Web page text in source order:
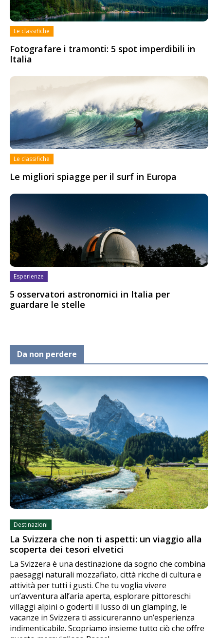
Le classifiche
Fotografare i tramonti: 5 spot imperdibili in
Italia
Le classifiche
Le migliori spiagge per il surf in Europa
Esperienze
5 osservatori astronomici in Italia per
guardare le stelle
Da non perdere
Destinazioni
La Svizzera che non ti aspetti: un viaggio alla
scoperta dei tesori elvetici
La Svizzera è una destinazione da sogno che combina
paesaggi naturali mozzafiato, città ricche di cultura e
attività per tutti i gusti. Che tu voglia vivere
un’avventura all’aria aperta, esplorare pittoreschi
villaggi alpini o goderti il lusso di un glamping, le
vacanze in Svizzera ti assicureranno un’esperienza
indimenticabile. Scopriamo insieme tutto ciò che offre